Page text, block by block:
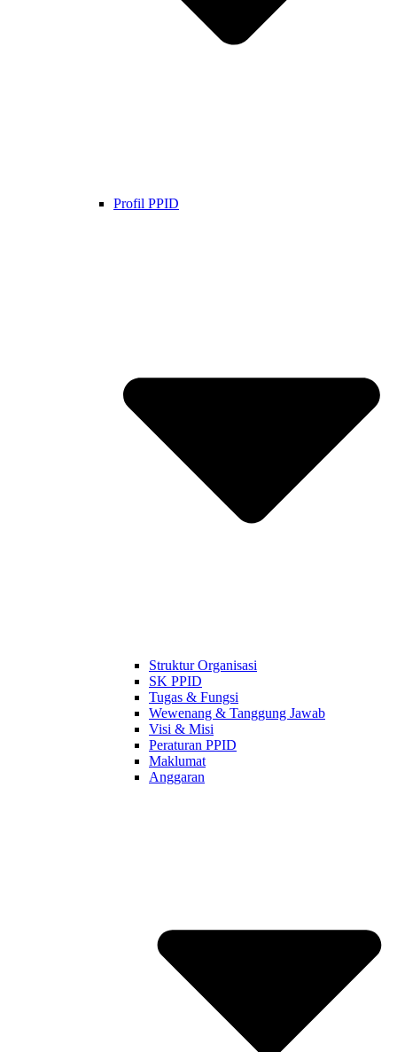
Profil PPID
Struktur Organisasi
SK PPID
Tugas & Fungsi
Wewenang & Tanggung Jawab
Visi & Misi
Peraturan PPID
Maklumat
Anggaran